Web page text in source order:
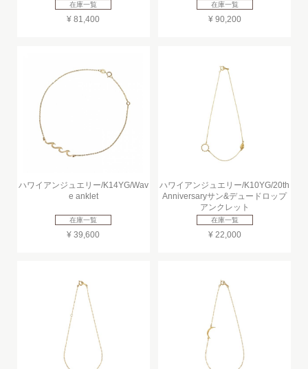
在庫一覧
¥ 81,400
在庫一覧
¥ 90,200
ハワイアンジュエリー/K14YG/Wav
e anklet
在庫一覧
¥ 39,600
ハワイアンジュエリー/K10YG/20th
Anniversaryサン&デュードロップ
アンクレット
在庫一覧
¥ 22,000